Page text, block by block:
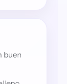
buen